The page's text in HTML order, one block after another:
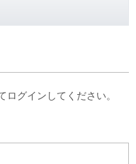
グインしてください。